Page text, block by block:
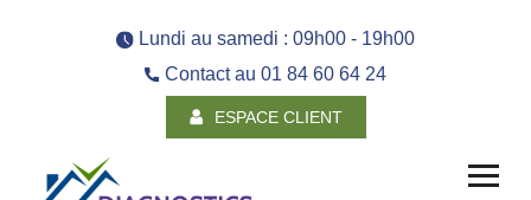
Lundi au samedi : 09h00 - 19h00
Contact au 01 84 60 64 24
ESPACE CLIENT